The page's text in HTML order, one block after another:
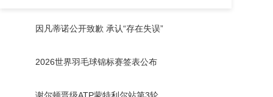
因凡蒂诺公开致歉 承认“存在失误”
2026世界羽毛球锦标赛签表公布